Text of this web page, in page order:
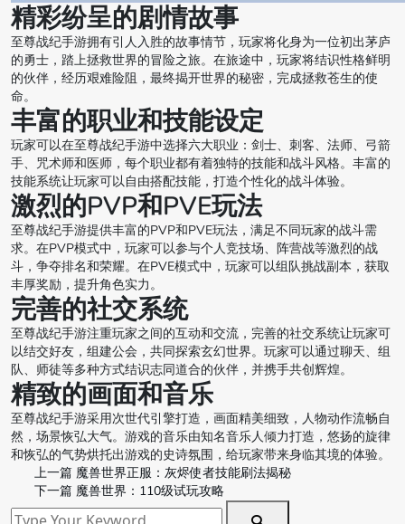
精彩纷呈的剧情故事
至尊战纪手游拥有引人入胜的故事情节，玩家将化身为一位初出茅庐
的勇士，踏上拯救世界的冒险之旅。在旅途中，玩家将结识性格鲜明
的伙伴，经历艰难险阻，最终揭开世界的秘密，完成拯救苍生的使
命。
丰富的职业和技能设定
玩家可以在至尊战纪手游中选择六大职业：剑士、刺客、法师、弓箭
手、咒术师和医师，每个职业都有着独特的技能和战斗风格。丰富的
技能系统让玩家可以自由搭配技能，打造个性化的战斗体验。
激烈的PVP和PVE玩法
至尊战纪手游提供丰富的PVP和PVE玩法，满足不同玩家的战斗需
求。在PVP模式中，玩家可以参与个人竞技场、阵营战等激烈的战
斗，争夺排名和荣耀。在PVE模式中，玩家可以组队挑战副本，获取
丰厚奖励，提升角色实力。
完善的社交系统
至尊战纪手游注重玩家之间的互动和交流，完善的社交系统让玩家可
以结交好友，组建公会，共同探索玄幻世界。玩家可以通过聊天、组
队、师徒等多种方式结识志同道合的伙伴，并携手共创辉煌。
精致的画面和音乐
至尊战纪手游采用次世代引擎打造，画面精美细致，人物动作流畅自
然，场景恢弘大气。游戏的音乐由知名音乐人倾力打造，悠扬的旋律
和恢弘的气势烘托出游戏的史诗氛围，给玩家带来身临其境的体验。
上一篇 魔兽世界正服：灰烬使者技能刷法揭秘
下一篇 魔兽世界：110级试玩攻略